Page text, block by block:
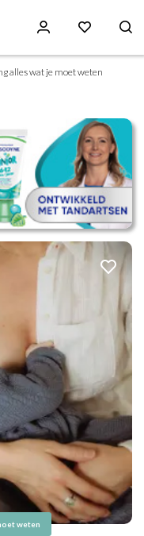
alles wat je moet weten
weten